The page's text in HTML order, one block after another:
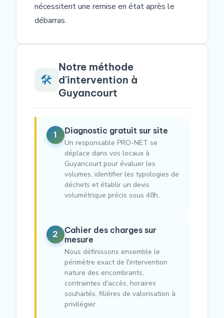
nécessitent une remise en état après le
débarras.
🛠️
Notre méthode
d'intervention à
Guyancourt
1 Diagnostic gratuit sur site
Un responsable PRO-NET se
déplace dans vos locaux à
Guyancourt pour évaluer les
volumes, identifier les typologies de
déchets et établir un devis
volumétrique précis sous 48h.
2
Cahier des charges sur
mesure
Nous définissons ensemble le
périmètre exact de l'intervention :
nature des encombrants,
contraintes d'accès, horaires
souhaités, filières de valorisation à
privilégier.